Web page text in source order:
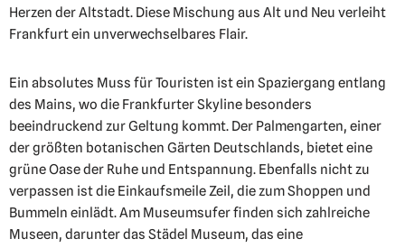
Herzen der Altstadt. Diese Mischung aus Alt und Neu verleiht
Frankfurt ein unverwechselbares Flair.
Ein absolutes Muss für Touristen ist ein Spaziergang entlang
des Mains, wo die Frankfurter Skyline besonders
beeindruckend zur Geltung kommt. Der Palmengarten, einer
der größten botanischen Gärten Deutschlands, bietet eine
grüne Oase der Ruhe und Entspannung. Ebenfalls nicht zu
verpassen ist die Einkaufsmeile Zeil, die zum Shoppen und
Bummeln einlädt. Am Museumsufer finden sich zahlreiche
Museen, darunter das Städel Museum, das eine